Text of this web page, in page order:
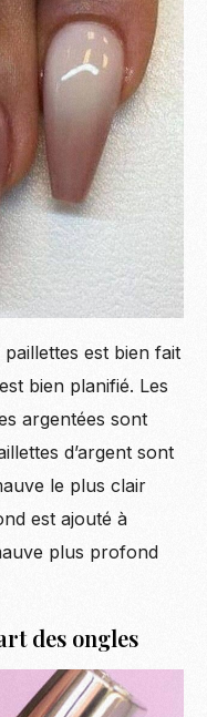
est bien fait
bien planifié. Les
argentées sont
d’argent sont
le plus clair
est ajouté à
plus profond
des ongles